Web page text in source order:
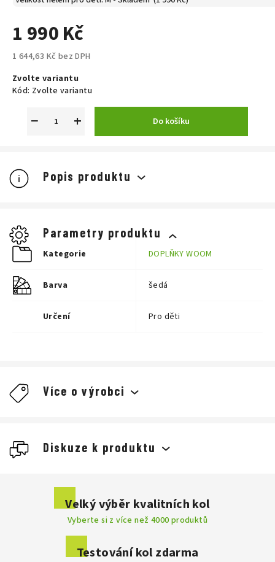
1 990 Kč
1 644,63 Kč bez DPH
cena:
Zvolte variantu
Kód: Zvolte variantu
+
− Do košíku
Popis produktu
Snadné magnetické zapínání
Parametry produktu
Kategorie DOPLŇKY WOOM
Barva šedá
Určení Pro děti
Diskuze k produktu
Přidat komentář
Více o výrobci
Velký výběr kvalitních kol
Vyberte si z více než 4000 produktů
Testování kol zdarma